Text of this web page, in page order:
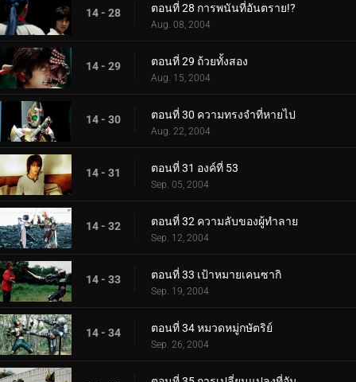
14 - 28 ตอนที่ 28 การพนันที่อันตราย!?
Aug. 08, 2004
14 - 29 ตอนที่ 29 ถ้วยทั้งสอง
Aug. 15, 2004
14 - 30 ตอนที่ 30 ความทรงจำที่หายไป
Aug. 22, 2004
14 - 31 ตอนที่ 31 องค์ที่ 53
Sep. 05, 2004
14 - 32 ตอนที่ 32 ความลับของผู้ทำลาย
Sep. 12, 2004
14 - 33 ตอนที่ 33 เป้าหมายเคนซากิ
Sep. 19, 2004
14 - 34 ตอนที่ 34 หมวดหมู่กษัตริย์
Sep. 26, 2004